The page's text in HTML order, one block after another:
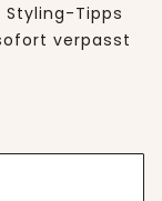
Tipps
verpasst